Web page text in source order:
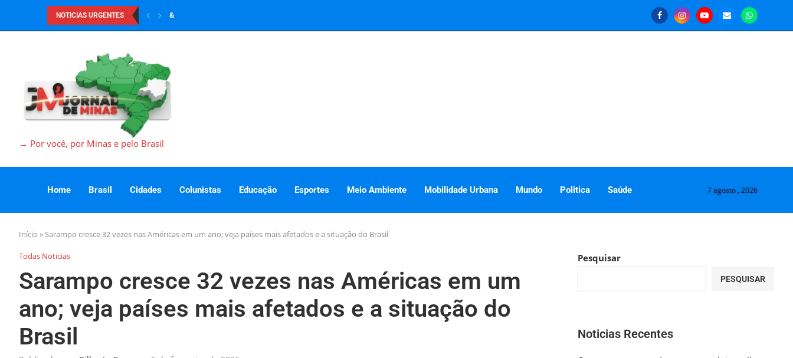
NOTICIAS URGENTES &
→ Por você, por Minas e pelo Brasil
Home Brasil Cidades Colunistas Educação Esportes Meio Ambiente Mobilidade Urbana Mundo Politica Saúde 7 agosto , 2026
Início »Sarampo cresce 32 vezes nas Américas em um ano; veja países mais afetados e a situação do Brasil
Todas Noticias
Sarampo cresce 32 vezes nas Américas em um
ano; veja países mais afetados e a situação do
Brasil
Pesquisar
PESQUISAR
Noticias Recentes